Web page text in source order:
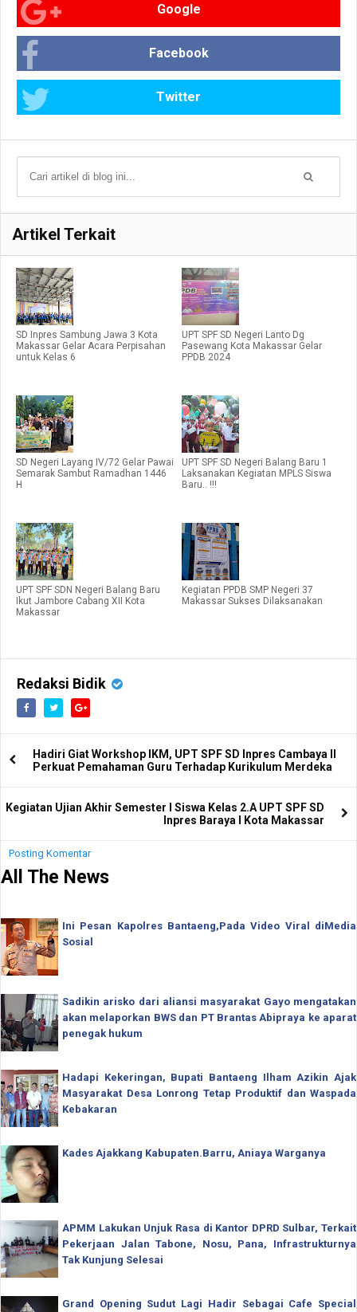
Google
Facebook
Twitter
Artikel Terkait
SD Inpres Sambung Jawa 3 Kota
Makassar Gelar Acara Perpisahan
untuk Kelas 6
UPT SPF SD Negeri Lanto Dg
Pasewang Kota Makassar Gelar
PPDB 2024
SD Negeri Layang IV/72 Gelar Pawai
Semarak Sambut Ramadhan 1446
H
UPT SPF SD Negeri Balang Baru 1
Laksanakan Kegiatan MPLS Siswa
Baru.. !!!
UPT SPF SDN Negeri Balang Baru
Ikut Jambore Cabang XII Kota
Makassar
Kegiatan PPDB SMP Negeri 37
Makassar Sukses Dilaksanakan
Redaksi Bidik
Hadiri Giat Workshop IKM, UPT SPF SD Inpres Cambaya II
Perkuat Pemahaman Guru Terhadap Kurikulum Merdeka
Kegiatan Ujian Akhir Semester I Siswa Kelas 2.A UPT SPF SD
Inpres Baraya I Kota Makassar
Posting Komentar
All The News
Ini Pesan Kapolres Bantaeng,Pada Video Viral diMedia
Sosial
Sadikin arisko dari aliansi masyarakat Gayo mengatakan
akan melaporkan BWS dan PT Brantas Abipraya ke aparat
penegak hukum
Hadapi Kekeringan, Bupati Bantaeng Ilham Azikin Ajak
Masyarakat Desa Lonrong Tetap Produktif dan Waspada
Kebakaran
Kades Ajakkang Kabupaten.Barru, Aniaya Warganya
APMM Lakukan Unjuk Rasa di Kantor DPRD Sulbar, Terkait
Pekerjaan Jalan Tabone, Nosu, Pana, Infrastrukturnya
Tak Kunjung Selesai
Grand Opening Sudut Lagi Hadir Sebagai Cafe Special